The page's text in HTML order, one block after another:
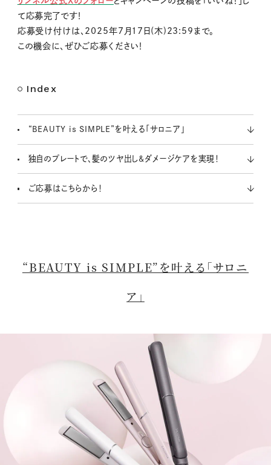
て応募完了です！
応募受け付けは、2025年7月17日(木)23:59まで。
この機会に、ぜひご応募ください！
Index
“BEAUTY is SIMPLE”を叶える「サロニア」
独自のプレートで、髪のツヤ出し&ダメージケアを実現！
ご応募はこちらから！
“BEAUTY is SIMPLE”を叶える「サロニ
ア」